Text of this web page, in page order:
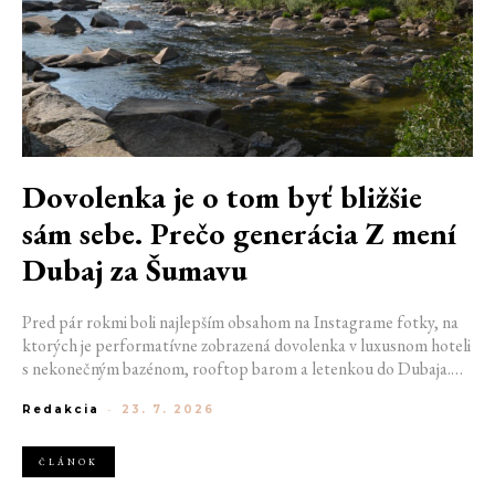
Dovolenka je o tom byť bližšie
sám sebe. Prečo generácia Z mení
Dubaj za Šumavu
Pred pár rokmi boli najlepším obsahom na Instagrame fotky, na
ktorých je performatívne zobrazená dovolenka v luxusnom hoteli
s nekonečným bazénom, rooftop barom a letenkou do Dubaja.
Jizerských horách. Ranné kúpanie v lome. Výlet vlakom na
kamarátmi pri ohni.
Redakcia - 23. 7. 2026
ČLÁNOK